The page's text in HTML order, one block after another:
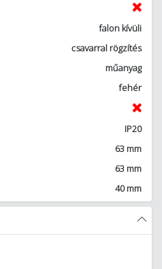
falon kívüli
csavarral rögzítés
műanyag
fehér
IP20
63 mm
63 mm
40 mm